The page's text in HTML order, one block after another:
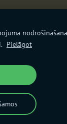
literatūras un
Pielāgot